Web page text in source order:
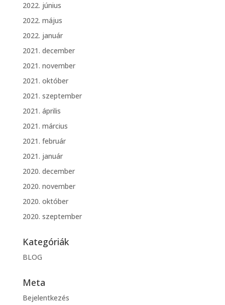
2022. június
2022. május
2022. január
2021. december
2021. november
2021. október
2021. szeptember
2021. április
2021. március
2021. február
2021. január
2020. december
2020. november
2020. október
2020. szeptember
Kategóriák
BLOG
Meta
Bejelentkezés